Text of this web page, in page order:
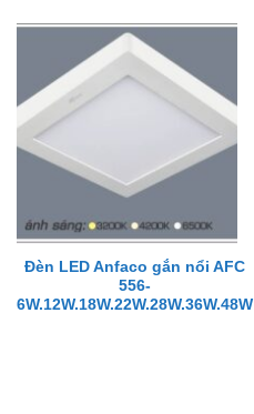
Đèn LED Anfaco gắn nổi AFC
556-
6W.12W.18W.22W.28W.36W.48W